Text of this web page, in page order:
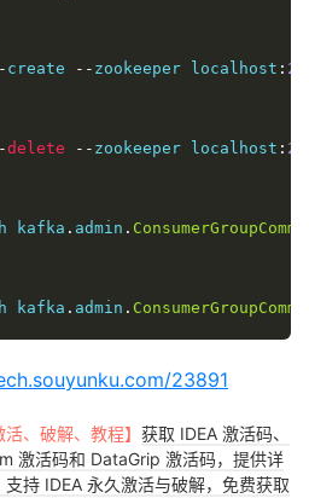
create -- zookeeper localhost :
delete -- zookeeper localhost :
kafka . admin .
kafka . admin .
23891
、破解、教程】 获取 IDEA 激活码、
激活码和 DataGrip 激活码，提供详
持 IDEA 永久激活与破解，免费获取